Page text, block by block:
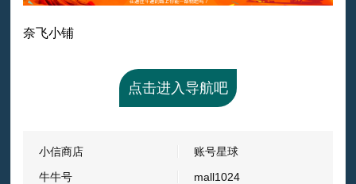
奈飞小铺
点击进入导航吧
小信商店
账号星球
牛牛号
mall1024